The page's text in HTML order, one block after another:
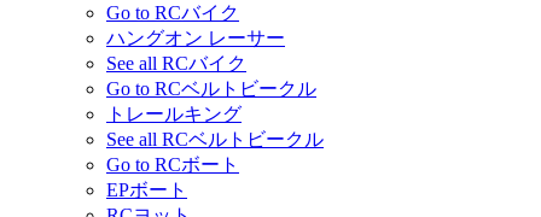
Go to RCバイク
ハングオン レーサー
See all RCバイク
Go to RCベルトビークル
トレールキング
See all RCベルトビークル
Go to RCボート
EPボート